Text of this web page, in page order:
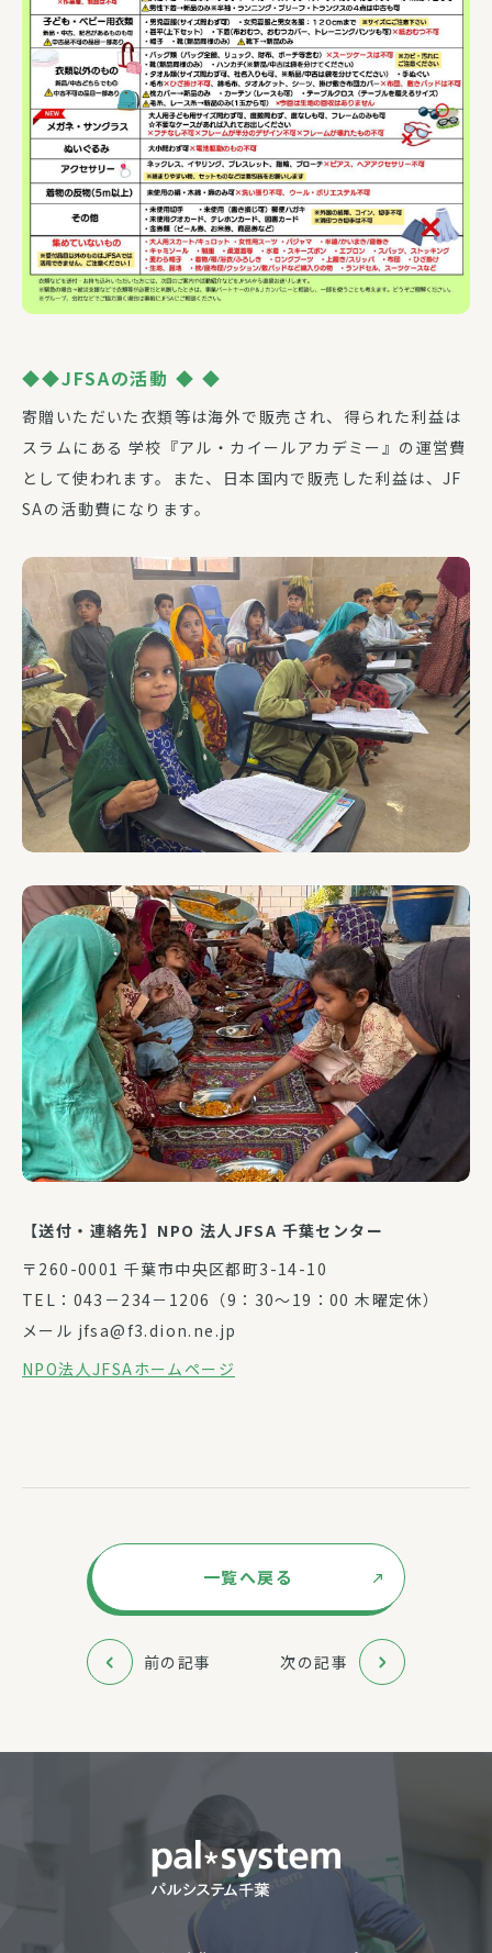
◆◆JFSAの活動 ◆ ◆
寄贈いただいた衣類等は海外で販売され、得られた利益は
スラムにある 学校『アル・カイールアカデミー』の運営費
として使われます。また、日本国内で販売した利益は、JF
SAの活動費になります。
【送付・連絡先】NPO 法人JFSA 千葉センター
〒260-0001 千葉市中央区都町3-14-10
TEL：043－234－1206（9：30～19：00 木曜定休）
メール jfsa@f3.dion.ne.jp
NPO法人JFSAホームページ
一覧へ戻る
前の記事 次の記事